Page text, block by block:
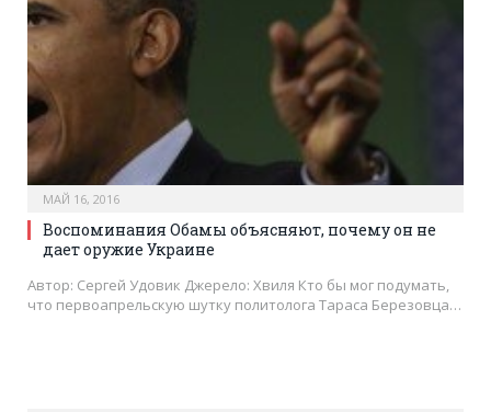
МАЙ 16, 2016
Воспоминания Обамы объясняют, почему он не
дает оружие Украине
Автор: Сергей Удовик Джерело: Хвиля Кто бы мог подумать,
что первоапрельскую шутку политолога Тараса Березовца…